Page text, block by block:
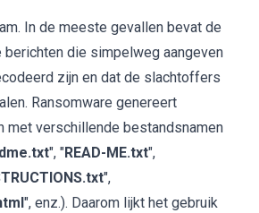
In de meeste gevallen bevat de
berichten die simpelweg aangeven
zijn en dat de slachtoffers
Ransomware genereert
met verschillende bestandsnamen
", "READ-ME.txt",
",
", enz.). Daarom lijkt het gebruik